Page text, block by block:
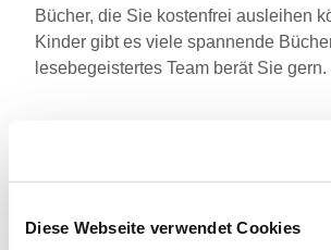
Diese Webseite verwendet Cookies
Bücher, die Sie kostenfrei ausleihen
Kinder gibt es viele spannende
lesebegeistertes Team berät Sie gern.